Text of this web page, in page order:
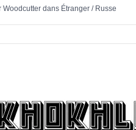
Woodcutterdans Étranger/ Russe